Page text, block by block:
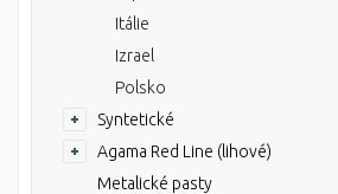
Itálie
Izrael
Polsko
Syntetické
Agama Red Line (lihové)
Metalické pasty